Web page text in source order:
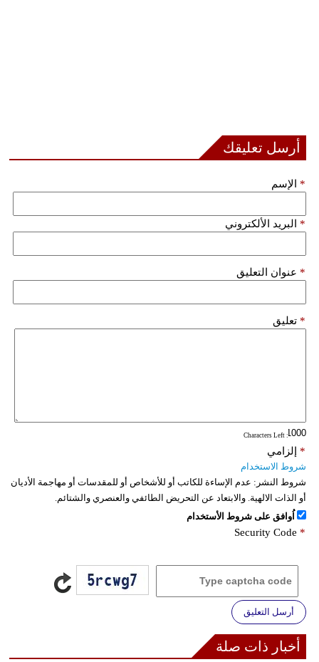
أرسل تعليقك
الإسم *
البريد الألكتروني *
عنوان التعليق *
تعليق *
: Characters Left
إلزامي *
شروط الاستخدام
شروط النشر: عدم الإساءة للكاتب أو للأشخاص أو للمقدسات أو مهاجمة الأديان
أو الذات الالهية. والابتعاد عن التحريض الطائفي والعنصري والشتائم.
اُوافق على شروط الأستخدام
Security Code *
أرسل التعليق
أخبار ذات صلة